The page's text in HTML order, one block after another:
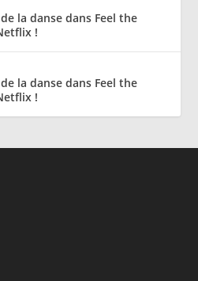
la danse dans Feel the
!
la danse dans Feel the
!